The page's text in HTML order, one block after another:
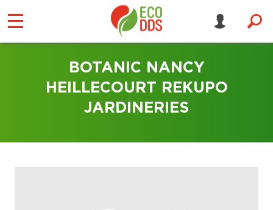
BOTANIC NANCY
HEILLECOURT REKUPO
JARDINERIES